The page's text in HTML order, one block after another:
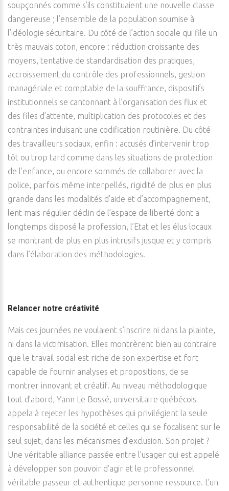
soupçonnés comme s’ils constituaient une nouvelle classe
dangereuse ; l’ensemble de la population soumise à
l’idéologie sécuritaire. Du côté de l’action sociale qui file un
très mauvais coton, encore : réduction croissante des
moyens, tentative de standardisation des pratiques,
accroissement du contrôle des professionnels, gestion
managériale et comptable de la souffrance, dispositifs
institutionnels se cantonnant à l’organisation des flux et
des files d’attente, multiplication des protocoles et des
contraintes induisant une codification routinière. Du côté
des travailleurs sociaux, enfin : accusés d’intervenir trop
tôt ou trop tard comme dans les situations de protection
de l’enfance, ou encore sommés de collaborer avec la
police, parfois même interpellés, rigidité de plus en plus
grande dans les modalités d’aide et d’accompagnement,
lent mais régulier déclin de l’espace de liberté dont a
longtemps disposé la profession, l’Etat et les élus locaux
se montrant de plus en plus intrusifs jusque et y compris
dans l’élaboration des méthodologies.
Relancer notre créativité
Mais ces journées ne voulaient s’inscrire ni dans la plainte,
ni dans la victimisation. Elles montrèrent bien au contraire
que le travail social est riche de son expertise et fort
capable de fournir analyses et propositions, de se
montrer innovant et créatif. Au niveau méthodologique
tout d’abord, Yann Le Bossé, universitaire québécois
appela à rejeter les hypothèses qui privilégient la seule
responsabilité de la société et celles qui se focalisent sur le
seul sujet, dans les mécanismes d’exclusion. Son projet ?
Une véritable alliance passée entre l’usager qui est appelé
à développer son pouvoir d’agir et le professionnel
véritable passeur et authentique personne ressource. L’un